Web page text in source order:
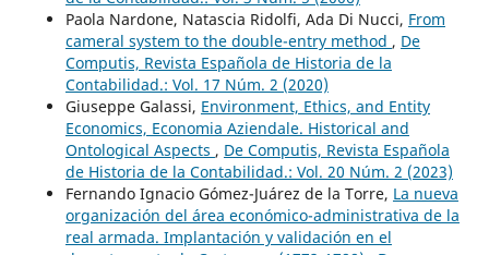
Paola Nardone, Natascia Ridolfi, Ada Di Nucci, From
cameral system to the double-entry method , De
Computis, Revista Española de Historia de la
Contabilidad.: Vol. 17 Núm. 2 (2020)
Giuseppe Galassi, Environment, Ethics, and Entity
Economics, Economia Aziendale. Historical and
Ontological Aspects , De Computis, Revista Española
de Historia de la Contabilidad.: Vol. 20 Núm. 2 (2023)
Fernando Ignacio Gómez-Juárez de la Torre, La nueva
organización del área económico-administrativa de la
real armada. Implantación y validación en el